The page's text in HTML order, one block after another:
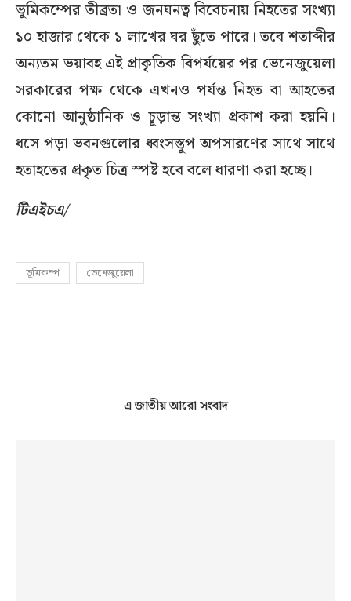
ভূমিকম্পের তীব্রতা ও জনঘনত্ব বিবেচনায় নিহতের সংখ্যা
১০ হাজার থেকে ১ লাখের ঘর ছুঁতে পারে। তবে শতাব্দীর
অন্যতম ভয়াবহ এই প্রাকৃতিক বিপর্যয়ের পর ভেনেজুয়েলা
সরকারের পক্ষ থেকে এখনও পর্যন্ত নিহত বা আহতের
কোনো আনুষ্ঠানিক ও চূড়ান্ত সংখ্যা প্রকাশ করা হয়নি।
ধসে পড়া ভবনগুলোর ধ্বংসস্তূপ অপসারণের সাথে সাথে
হতাহতের প্রকৃত চিত্র স্পষ্ট হবে বলে ধারণা করা হচ্ছে।
টিএইচএ/
ভূমিকম্প ভেনেজুয়েলা
এ জাতীয় আরো সংবাদ